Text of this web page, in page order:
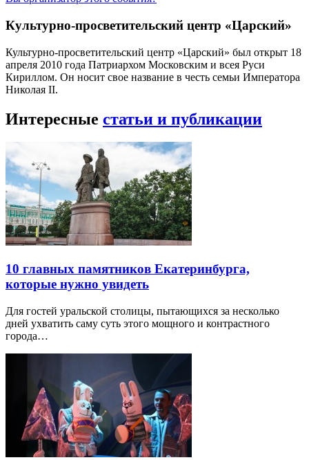
Культурно-просветительский центр «Царский»
Культурно-просветительский центр «Царский» был открыт 18
апреля 2010 года Патриархом Московским и всея Руси
Кириллом. Он носит свое название в честь семьи Императора
Николая II.
Интересные статьи и публикации
10 главных памятников Екатеринбурга,
которые нужно увидеть
Для гостей уральской столицы, пытающихся за несколько
дней ухватить саму суть этого мощного и контрастного
города…